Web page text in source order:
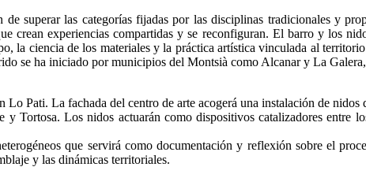
superar las categorías fijadas por las disciplinas tradicionales y
crean experiencias compartidas y se reconfiguran. El barro y los
la ciencia de los materiales y la práctica artística vinculada al
se ha iniciado por municipios del Montsià como Alcanar y La
Pati. La fachada del centro de arte acogerá una instalación de
Tortosa. Los nidos actuarán como dispositivos catalizadores entre
que servirá como documentación y reflexión sobre el
y las dinámicas territoriales.